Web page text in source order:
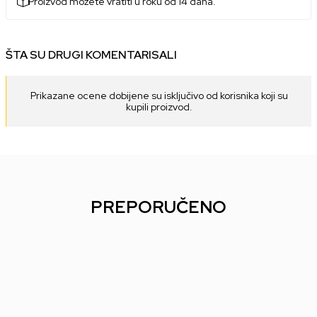
ŠTA SU DRUGI KOMENTARISALI
Prikazane ocene dobijene su isključivo od korisnika koji su
kupili proizvod.
PREPORUČENO